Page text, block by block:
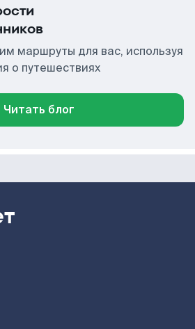
маршруты для вас, используя
о путешествиях
Читать блог